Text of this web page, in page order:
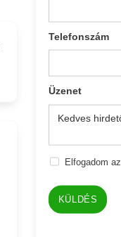
Telefonszám
Üzenet
Elfogadom az
KÜLDÉS